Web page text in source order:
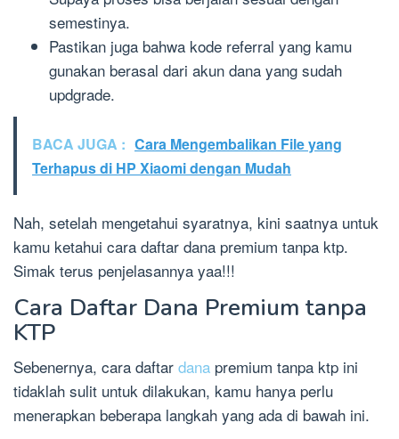
semestinya.
Pastikan juga bahwa kode referral yang kamu
gunakan berasal dari akun dana yang sudah
updgrade.
BACA JUGA : Cara Mengembalikan File yang
Terhapus di HP Xiaomi dengan Mudah
Nah, setelah mengetahui syaratnya, kini saatnya untuk
kamu ketahui cara daftar dana premium tanpa ktp.
Simak terus penjelasannya yaa!!!
Cara Daftar Dana Premium tanpa
KTP
Sebenernya, cara daftar dana premium tanpa ktp ini
tidaklah sulit untuk dilakukan, kamu hanya perlu
menerapkan beberapa langkah yang ada di bawah ini.